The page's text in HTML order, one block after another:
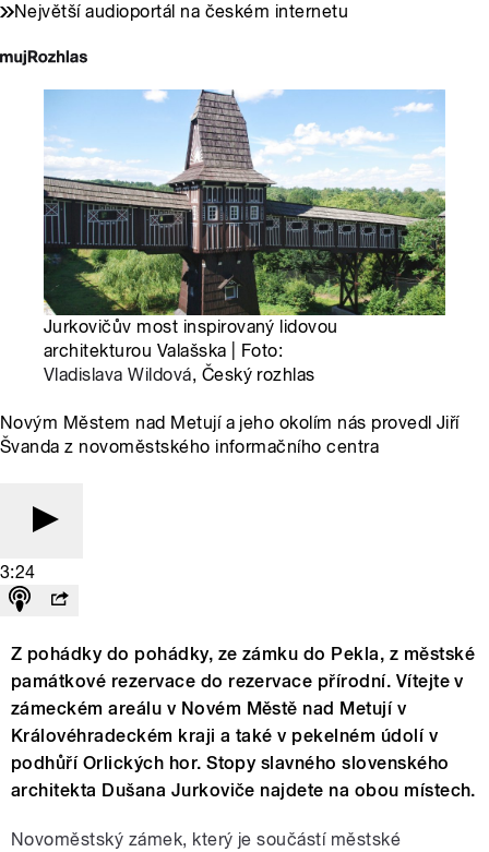
Největší audioportál na českém internetu
Jurkovičův most inspirovaný lidovou
architekturou Valašska | Foto:
Vladislava Wildová, Český rozhlas
Novým Městem nad Metují a jeho okolím nás provedl Jiří
Švanda z novoměstského informačního centra
3:24
Z pohádky do pohádky, ze zámku do Pekla, z městské
památkové rezervace do rezervace přírodní. Vítejte v
zámeckém areálu v Novém Městě nad Metují v
Královéhradeckém kraji a také v pekelném údolí v
podhůří Orlických hor. Stopy slavného slovenského
architekta Dušana Jurkoviče najdete na obou místech.
Novoměstský zámek, který je součástí městské